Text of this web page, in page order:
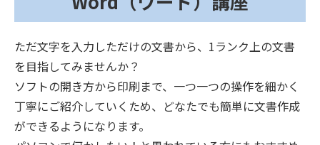
ただ文字を入力しただけの文書から、1ランク上の文書
を目指してみませんか？
ソフトの開き方から印刷まで、一つ一つの操作を細かく
丁寧にご紹介していくため、どなたでも簡単に文書作成
ができるようになります。